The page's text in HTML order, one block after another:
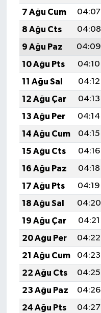
7 Ağu Cum
04:07
8 Ağu Cts
04:08
9 Ağu Paz
04:09
10 Ağu Pts
04:10
11 Ağu Sal
04:12
12 Ağu Çar
04:13
13 Ağu Per
04:14
14 Ağu Cum
04:15
15 Ağu Cts
04:16
16 Ağu Paz
04:18
17 Ağu Pts
04:19
18 Ağu Sal
04:20
19 Ağu Çar
04:21
20 Ağu Per
04:22
21 Ağu Cum
04:23
22 Ağu Cts
04:25
23 Ağu Paz
04:26
24 Ağu Pts
04:27